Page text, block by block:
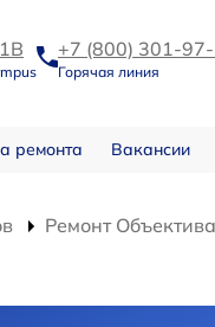
+7 (800) 301-
Горячая линия
ремонта Вакансии
Ремонт